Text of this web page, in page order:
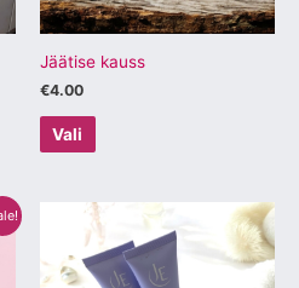
Jäätise kauss
€4.00
Vali
teha
tootelehel.
Sellel
tootel
on